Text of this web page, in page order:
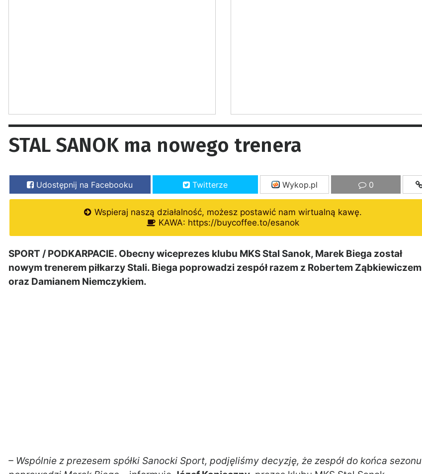
STAL SANOK ma nowego trenera
Udostępnij na Facebooku Twitterze Wykop.pl 0
Wspieraj naszą działalność, możesz postawić nam wirtualną kawę.
KAWA: https://buycoffee.to/esanok
SPORT / PODKARPACIE. Obecny wiceprezes klubu MKS Stal Sanok, Marek Biega został
nowym trenerem piłkarzy Stali. Biega poprowadzi zespół razem z Robertem Ząbkiewiczem
oraz Damianem Niemczykiem.
– Wspólnie z prezesem spółki Sanocki Sport, podjęliśmy decyzję, że zespół do końca sezonu